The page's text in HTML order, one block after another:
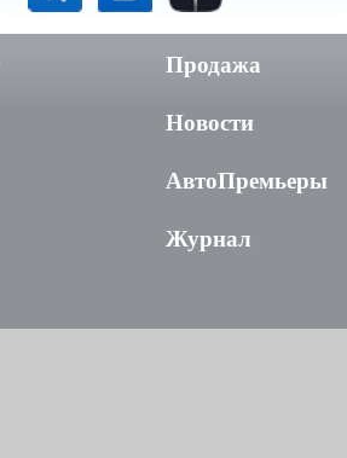
Продажа
Новости
АвтоПремьеры
Журнал